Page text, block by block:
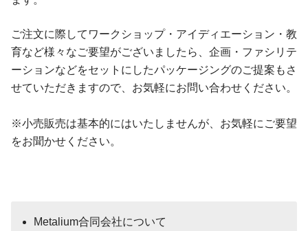
ご注文に際してワークショップ・アイディエーション・教
育など様々なご要望がございましたら、企画・ファシリテ
ーションなどをセットにしたパッケージングのご提案もさ
せていただきますので、お気軽にお問い合わせください。
※小売販売は基本的にはいたしませんが、お気軽にご要望
をお聞かせください。
Metalium合同会社について